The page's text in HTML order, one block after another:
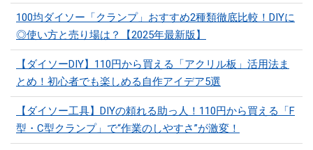
100均ダイソー「クランプ」おすすめ2種類徹底比較！DIYに
◎使い方と売り場は？【2025年最新版】
【ダイソーDIY】110円から買える「アクリル板」活用法ま
とめ！初心者でも楽しめる自作アイデア5選
【ダイソー工具】DIYの頼れる助っ人！110円から買える「F
型・C型クランプ」で“作業のしやすさ”が激変！